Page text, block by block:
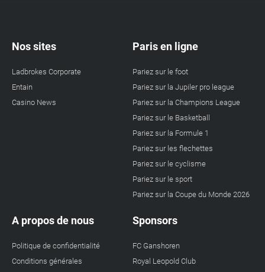
Nos sites
Ladbrokes Corporate
Entain
Casino News
Paris en ligne
Pariez sur le foot
Pariez sur la Jupiler pro league
Pariez sur la Champions League
Pariez sur le Basketball
Pariez sur la Formule 1
Pariez sur les flechettes
Pariez sur le cyclisme
Pariez sur le sport
Pariez sur la Coupe du Monde 2026
A propos de nous
Politique de confidentialité
Conditions générales
Sponsors
FC Ganshoren
Royal Leopold Club